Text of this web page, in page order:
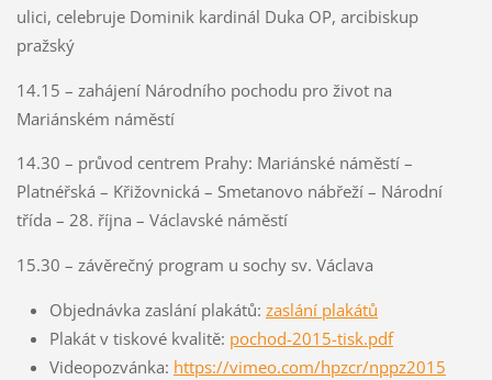
ulici, celebruje Dominik kardinál Duka OP, arcibiskup
pražský
14.15 – zahájení Národního pochodu pro život na
Mariánském náměstí
14.30 – průvod centrem Prahy: Mariánské náměstí –
Platnéřská – Křižovnická – Smetanovo nábřeží – Národní
třída – 28. října – Václavské náměstí
15.30 – závěrečný program u sochy sv. Václava
Objednávka zaslání plakátů: zaslání plakátů
Plakát v tiskové kvalitě: pochod-2015-tisk.pdf
Videopozvánka: https://vimeo.com/hpzcr/nppz2015